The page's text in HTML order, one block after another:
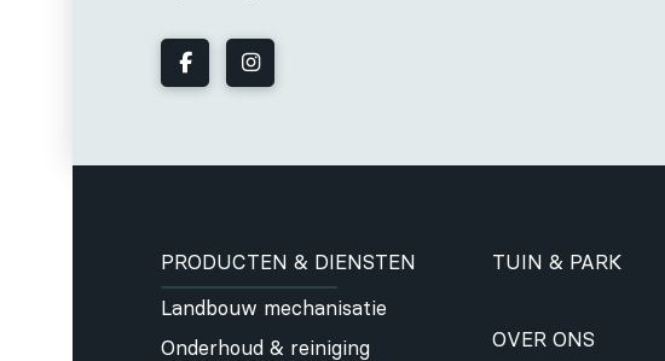
PRODUCTEN & DIENSTEN
Landbouw mechanisatie
Onderhoud & reiniging
TUIN & PARK
OVER ONS